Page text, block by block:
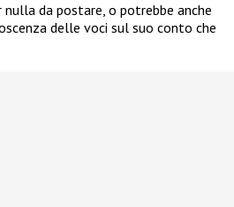
da postare, o potrebbe anche
delle voci sul suo conto che